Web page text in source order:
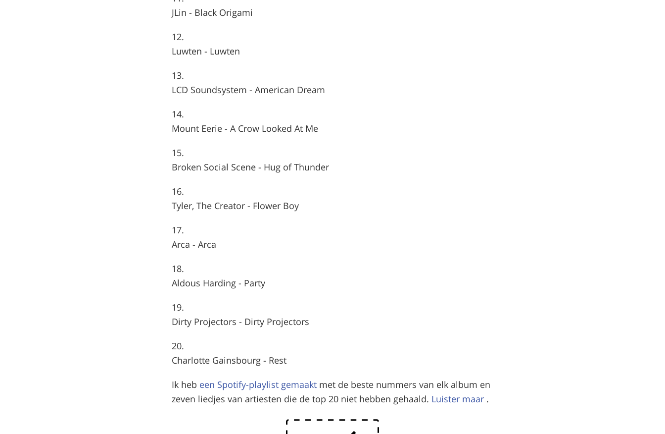
JLin - Black Origami
Luwten - Luwten
LCD Soundsystem - American Dream
Mount Eerie - A Crow Looked At Me
Broken Social Scene - Hug of Thunder
Tyler, The Creator - Flower Boy
Arca - Arca
Aldous Harding - Party
Dirty Projectors - Dirty Projectors
Charlotte Gainsbourg - Rest
Ik heb een Spotify-playlist gemaakt met de beste nummers van elk album en
zeven liedjes van artiesten die de top 20 niet hebben gehaald. Luister maar .